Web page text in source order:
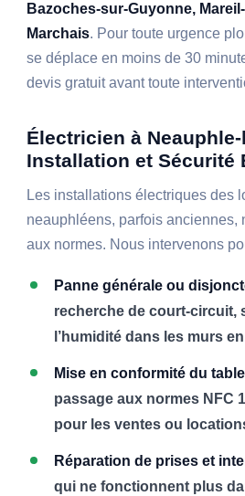
Bazoches-sur-Guyonne,
Marchais. Pour toute urgence
se déplace en moins de 30
devis gratuit avant toute
Électricien à
Installation et Sécurité
Les installations électriques des
neauphléens, parfois anciennes,
aux normes. Nous intervenons
Panne générale ou
recherche de court-circuit,
l’humidité dans les murs
Mise en conformité du
passage aux normes NFC
pour les ventes ou
Réparation de prises et
qui ne fonctionnent plus